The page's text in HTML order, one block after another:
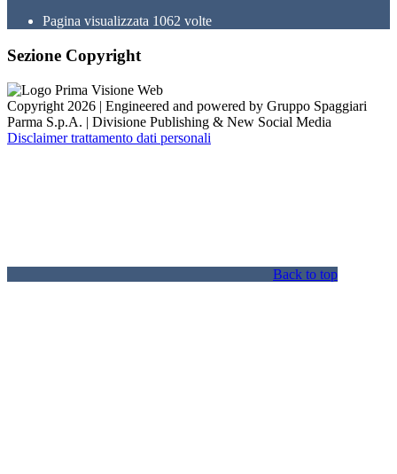
Pagina visualizzata 1062 volte
Sezione Copyright
Copyright 2026 | Engineered and powered by Gruppo Spaggiari
Parma S.p.A. | Divisione Publishing & New Social Media
Disclaimer trattamento dati personali
Back to top